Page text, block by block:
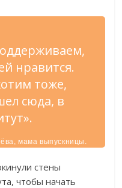
нравится.
тоже,
сюда, в
мама выпускницы.
стены
чтобы начать